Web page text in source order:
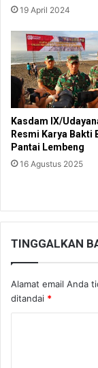
19 April 2024
Kasdam IX/
Resmi Karya Bakti
Pantai Lembeng
16 Agustus 2025
TINGGALKAN
Alamat email Anda
ditandai *